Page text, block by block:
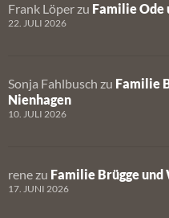
Frank Löper zu Familie Ode
22. JULI 2026
Sonja Fahlbusch zu Familie
Nienhagen
10. JULI 2026
rene zu Familie Brügge
17. JUNI 2026